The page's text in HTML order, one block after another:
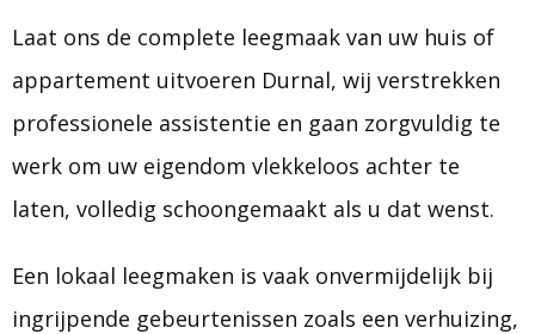
Laat ons de complete leegmaak van uw huis of
appartement uitvoeren Durnal, wij verstrekken
professionele assistentie en gaan zorgvuldig te
werk om uw eigendom vlekkeloos achter te
laten, volledig schoongemaakt als u dat wenst.
Een lokaal leegmaken is vaak onvermijdelijk bij
ingrijpende gebeurtenissen zoals een verhuizing,